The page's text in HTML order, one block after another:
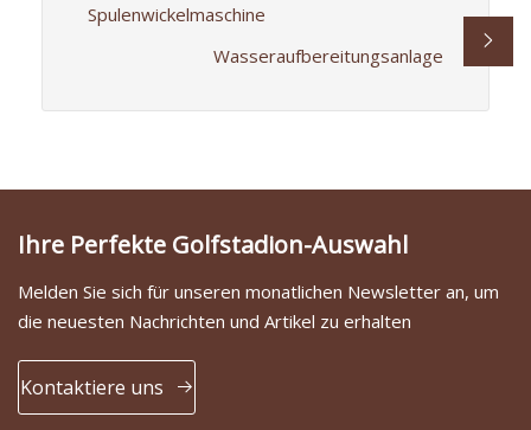
Spulenwickelmaschine
Wasseraufbereitungsanlage
Ihre Perfekte Golfstadion-Auswahl
Melden Sie sich für unseren monatlichen Newsletter an, um
die neuesten Nachrichten und Artikel zu erhalten
Kontaktiere uns